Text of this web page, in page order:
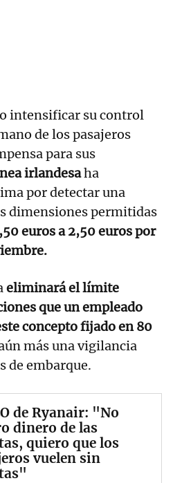
intensificar su control
de los pasajeros
para sus
irlandesaha
por detectar una
dimensiones permitidas
euros a 2,50 euros por
eliminará el límite
que un empleado
concepto fijado en 80
más una vigilancia
de embarque.
de Ryanair: "No
dinero de las
quiero que los
vuelen sin